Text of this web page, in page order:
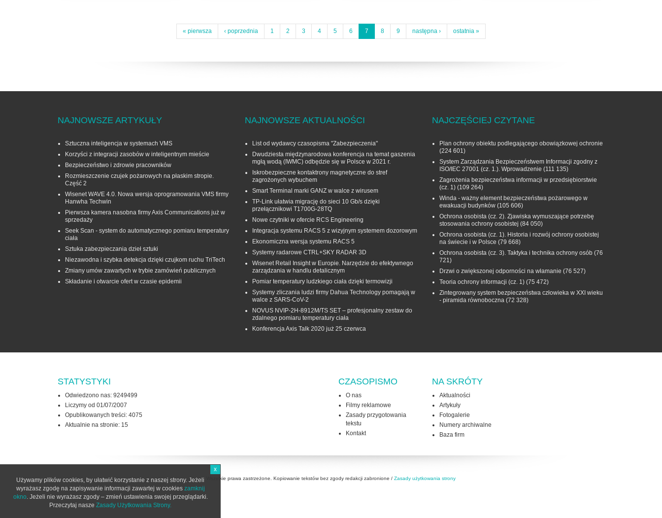
« pierwsza ‹ poprzednia 1 2 3 4 5 6 7 8 9 następna › ostatnia »
NAJNOWSZE ARTYKUŁY
Sztuczna inteligencja w systemach VMS
Korzyści z integracji zasobów w inteligentnym mieście
Bezpieczeństwo i zdrowie pracowników
Rozmieszczenie czujek pożarowych na płaskim stropie.
Część 2
Wisenet WAVE 4.0. Nowa wersja oprogramowania VMS firmy
Hanwha Techwin
Pierwsza kamera nasobna firmy Axis Communications już w
sprzedaży
Seek Scan - system do automatycznego pomiaru temperatury
ciała
Sztuka zabezpieczania dzieł sztuki
Niezawodna i szybka detekcja dzięki czujkom ruchu TriTech
Zmiany umów zawartych w trybie zamówień publicznych
Składanie i otwarcie ofert w czasie epidemii
NAJNOWSZE AKTUALNOŚCI
List od wydawcy czasopisma "Zabezpieczenia"
Dwudziesta międzynarodowa konferencja na temat gaszenia
mgłą wodą (IWMC) odbędzie się w Polsce w 2021 r.
Iskrobezpieczne kontaktrony magnetyczne do stref
zagrożonych wybuchem
Smart Terminal marki GANZ w walce z wirusem
TP-Link ułatwia migrację do sieci 10 Gb/s dzięki
przełącznikowi T1700G‑28TQ
Nowe czytniki w ofercie RCS Engineering
Integracja systemu RACS 5 z wizyjnym systemem dozorowym
Ekonomiczna wersja systemu RACS 5
Systemy radarowe CTRL+SKY RADAR 3D
Wisenet Retail Insight w Europie. Narzędzie do efektywnego
zarządzania w handlu detalicznym
Pomiar temperatury ludzkiego ciała dzięki termowizji
Systemy zliczania ludzi firmy Dahua Technology pomagają w
walce z SARS-CoV-2
NOVUS NVIP-2H-8912M/TS SET – profesjonalny zestaw do
zdalnego pomiaru temperatury ciała
Konferencja Axis Talk 2020 już 25 czerwca
NAJCZĘŚCIEJ CZYTANE
Plan ochrony obiektu podlegającego obowiązkowej ochronie
(224 601)
System Zarządzania Bezpieczeństwem Informacji zgodny z
ISO/IEC 27001 (cz. 1.). Wprowadzenie (111 135)
Zagrożenia bezpieczeństwa informacji w przedsiębiorstwie
(cz. 1) (109 264)
Winda - ważny element bezpieczeństwa pożarowego w
ewakuacji budynków (105 606)
Ochrona osobista (cz. 2). Zjawiska wymuszające potrzebę
stosowania ochrony osobistej (84 050)
Ochrona osobista (cz. 1). Historia i rozwój ochrony osobistej
na świecie i w Polsce (79 668)
Ochrona osobista (cz. 3). Taktyka i technika ochrony osób (76
721)
Drzwi o zwiększonej odporności na włamanie (76 527)
Teoria ochrony informacji (cz. 1) (75 472)
Zintegrowany system bezpieczeństwa człowieka w XXI wieku
- piramida równoboczna (72 328)
STATYSTYKI
Odwiedzono nas: 9249499
Liczymy od 01/07/2007
Opublikowanych treści: 4075
Aktualnie na stronie: 15
CZASOPISMO
O nas
Filmy reklamowe
Zasady przygotowania
tekstu
Kontakt
NA SKRÓTY
Aktualności
Artykuły
Fotogalerie
Numery archiwalne
Baza firm
Wszelkie prawa zastrzeżone. Kopiowanie tekstów bez zgody redakcji zabronione / Zasady użytkowania strony
x
Używamy plików cookies, by ułatwić korzystanie z naszej strony. Jeżeli
wyrażasz zgodę na zapisywanie informacji zawartej w cookies zamknij
okno. Jeżeli nie wyrażasz zgody – zmień ustawienia swojej przeglądarki.
Przeczytaj nasze Zasady Użytkowania Strony.